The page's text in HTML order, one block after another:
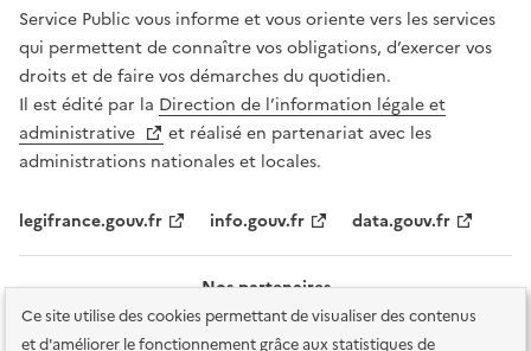
Ce site utilise des cookies permettant de visualiser des contenus
et d'améliorer le fonctionnement grâce aux statistiques de
Service Public vous informe et vous oriente vers les services
qui permettent de connaître vos obligations, d’exercer vos
droits et de faire vos démarches du quotidien.
Il est édité par la Direction de l’information légale et
administrative
et réalisé en partenariat avec les
administrations nationales et locales.
legifrance.gouv.fr info.gouv.fr data.gouv.fr
Nos partenaires